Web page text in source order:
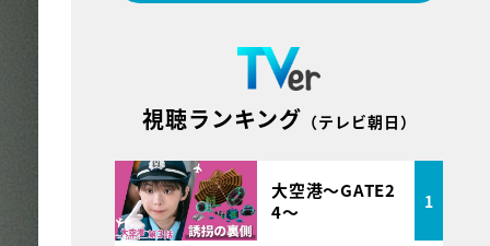
視聴ランキング （テレビ朝日）
大空港～GATE2
4～
1